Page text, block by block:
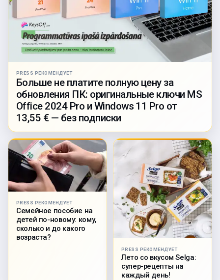
PRESS РЕКОМЕНДУЕТ
Больше не платите полную цену за
обновления ПК: оригинальные ключи MS
Office 2024 Pro и Windows 11 Pro от
13,55 € — без подписки
PRESS РЕКОМЕНДУЕТ
Семейное пособие на
детей по-новому: кому,
сколько и до какого
возраста?
PRESS РЕКОМЕНДУЕТ
Лето со вкусом Selga:
супер-рецепты на
каждый день!